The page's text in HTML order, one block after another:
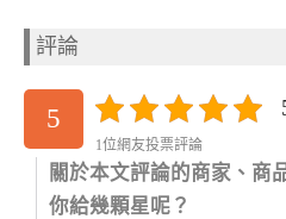
評論
5
1位網友投票評論
關於本文評論的商家、商
你給幾顆星呢？